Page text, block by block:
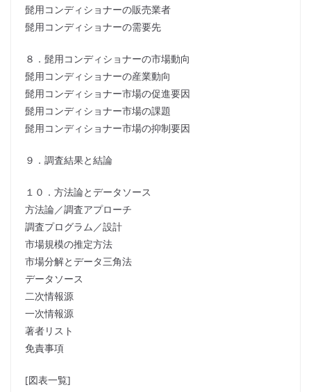
髭用コンディショナーの販売業者
髭用コンディショナーの需要先
８．髭用コンディショナーの市場動向
髭用コンディショナーの産業動向
髭用コンディショナー市場の促進要因
髭用コンディショナー市場の課題
髭用コンディショナー市場の抑制要因
９．調査結果と結論
１０．方法論とデータソース
方法論／調査アプローチ
調査プログラム／設計
市場規模の推定方法
市場分解とデータ三角法
データソース
二次情報源
一次情報源
著者リスト
免責事項
[図表一覧]